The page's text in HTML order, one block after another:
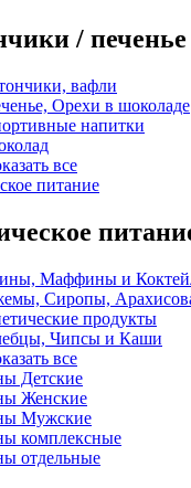
/
вафли
Орехи в шоколаде
напитки
все
питание
Маффины и
Сиропы,
продукты
Чипсы и Каши
все
Детские
Женские
Мужские
комплексные
отдельные